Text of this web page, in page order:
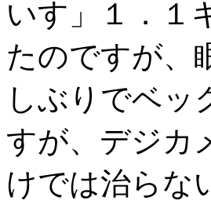
いす」１．１
たのですが、
しぶりでベッ
すが、デジカ
けでは治らな